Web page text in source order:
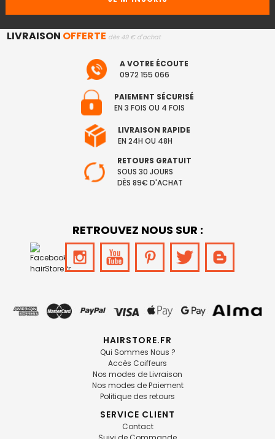
LIVRAISON OFFERTE dès 49 € d'achat
A VOTRE ÉCOUTE
0972 155 066
PAIEMENT SÉCURISÉ
EN 3 FOIS OU 4 FOIS
LIVRAISON RAPIDE
EN 24H OU 48H
RETOURS GRATUIT
SOUS 30 JOURS
DÈS 89€ D'ACHAT
RETROUVEZ NOUS SUR :
HAIRSTORE.FR
Qui Sommes Nous ?
Accès Coiffeurs
Nos modes de Livraison
Nos modes de Paiement
Politique des retours
SERVICE CLIENT
Contact